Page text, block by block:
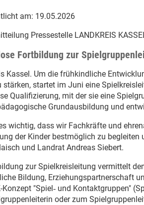
am: 19.05.2026
Pressestelle LANDKREIS
Fortbildung zur
Kassel. Um die frühkindliche
stärken, startet im Juni eine
Qualifizierung, mit der sie eine
Grundausbildung und
wichtig, dass wir Fachkräfte und
der Kinder bestmöglich zu
und Landrat Andreas Siebert.
zur Spielkreisleitung vermittelt
Bildung, Erziehungspartnerschaft
Konzept "Spiel‐ und Kontaktgruppen"
oder zum